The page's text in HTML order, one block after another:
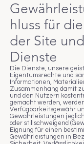
hluss für
der Site
Dienste
Die Dienste, unsere
Eigentumsrechte und
Informationen,
Zusammenhang damit
und den Nutzern
gemacht werden,
Verfügbarkeitsgewähr
Gewährleistungen
oder stillschweigend
Eignung für einen
Gewährleistungen in